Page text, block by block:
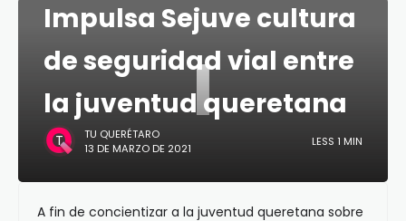
I
Impulsa Sejuve cultura
de seguridad vial entre
la juventud queretana
TU QUERÉTARO
13 DE MARZO DE 2021
LESS 1 MIN
A fin de concientizar a la juventud queretana sobre